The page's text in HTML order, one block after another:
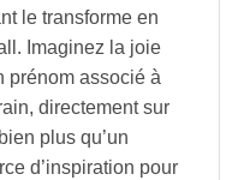
le transforme en
Imaginez la joie
prénom associé à
directement sur
plus qu’un
d’inspiration pour